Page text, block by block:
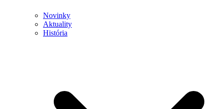
Novinky
Aktuality
História